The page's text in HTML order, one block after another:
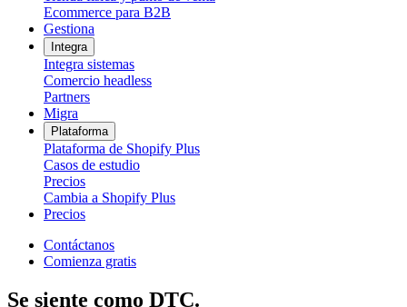
Ecommerce para B2B
Gestiona
Integra
Integra sistemas
Comercio headless
Partners
Migra
Plataforma
Plataforma de Shopify Plus
Casos de estudio
Precios
Cambia a Shopify Plus
Precios
Contáctanos
Comienza gratis
Se siente como DTC.